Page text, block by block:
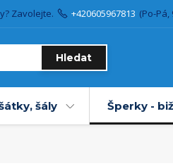
Hledat
Zavolejte. +420605967813 (Po-Pá,
šály Šperky -